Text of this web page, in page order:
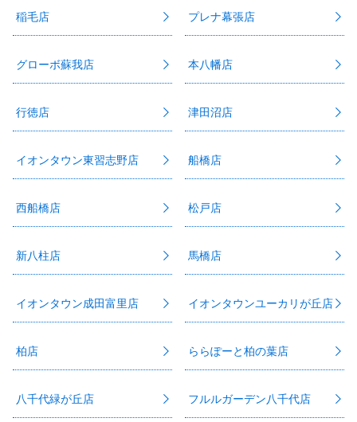
稲毛店 プレナ幕張店
グローボ蘇我店 本八幡店
行徳店 津田沼店
イオンタウン東習志野店 船橋店
西船橋店 松戸店
新八柱店 馬橋店
イオンタウン成田富里店 イオンタウンユーカリが丘店
柏店 ららぽーと柏の葉店
八千代緑が丘店 フルルガーデン八千代店